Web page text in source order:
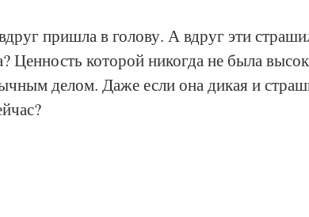
пришла в голову. А вдруг эти
Ценность которой никогда не была
делом. Даже если она дикая и